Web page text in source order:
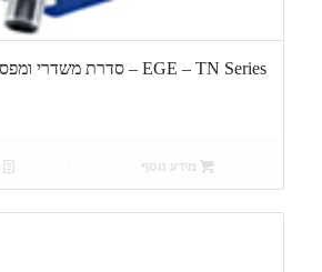
EGE – TN Series – סדרת משדרי ומפסקי טמפרטורה
מידע נוסף